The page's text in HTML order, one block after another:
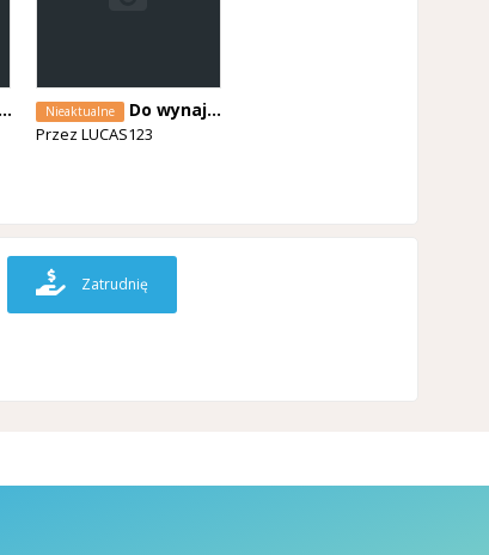
Nieaktualne Do wynajęcia pokój
Przez LUCAS123
Zatrudnię